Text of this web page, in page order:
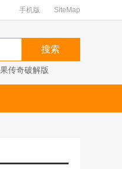
手机版 SiteMap
传奇破解版